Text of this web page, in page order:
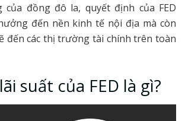
đồng đô la, quyết định của FED
đến nền kinh tế nội địa mà còn
đến các thị trường tài chính trên toàn
suất của FED là gì?